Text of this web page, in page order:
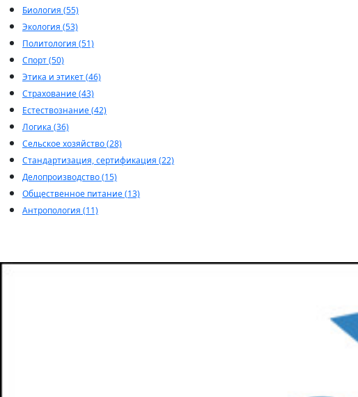
Биология (55)
Экология (53)
Политология (51)
Спорт (50)
Этика и этикет (46)
Страхование (43)
Естествознание (42)
Логика (36)
Сельское хозяйство (28)
Стандартизация, сертификация (22)
Делопроизводство (15)
Общественное питание (13)
Антропология (11)